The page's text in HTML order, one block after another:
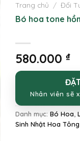
Trang chủ / Đối
Bó hoa tone
580.000 ₫
Nhân viên sẽ
Danh mục: Bó Hoa
Sinh Nhật Hoa